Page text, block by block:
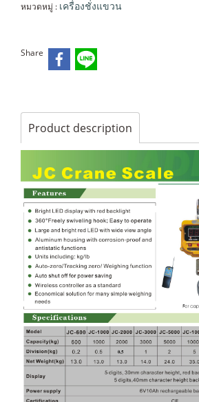
หมวดหมู่ : เครื่องชั่งแขวน
Share
Product description